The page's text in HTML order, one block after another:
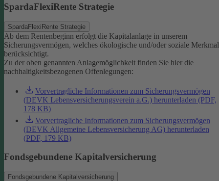
SpardaFlexiRente Strategie
SpardaFlexiRente Strategie
Ab dem Rentenbeginn erfolgt die Kapitalanlage in unserem
Sicherungsvermögen, welches ökologische und/oder soziale
berücksichtigt.
Zu der oben genannten Anlagemöglichkeit finden Sie hier die
nachhaltigkeitsbezogenen Offenlegungen:
Vorvertragliche Informationen zum Sicherungsvermögen
(DEVK Lebensversicherungsverein a.G.) herunterladen (PDF,
178 KB)
Vorvertragliche Informationen zum Sicherungsvermögen
(DEVK Allgemeine Lebensversicherung AG) herunterladen
(PDF, 179 KB)
Fondsgebundene Kapitalversicherung
Fondsgebundene Kapitalversicherung